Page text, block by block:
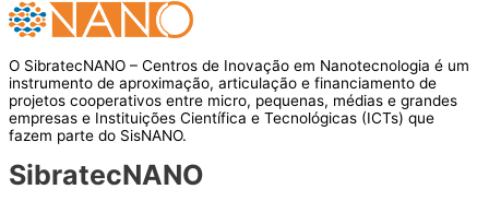
O SibratecNANO – Centros de Inovação em Nanotecnologia é um
instrumento de aproximação, articulação e financiamento de
projetos cooperativos entre micro, pequenas, médias e grandes
empresas e Instituições Científica e Tecnológicas (ICTs) que
fazem parte do SisNANO.
SibratecNANO